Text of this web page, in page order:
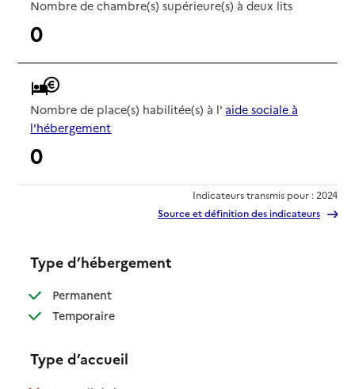
Nombre de chambre(s) supérieure(s) à deux lits
0
Nombre de place(s) habilitée(s) à l' aide sociale à
l'hébergement
0
Indicateurs transmis pour : 2024
Source et définition des indicateurs
Type d’hébergement
Permanent: disponible
Temporaire: disponible
Type d’accueil